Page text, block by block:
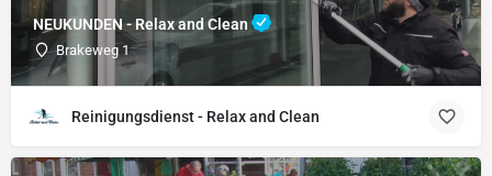
NEUKUNDEN - Relax and Clean
Brakeweg 1
Reinigungsdienst - Relax and Clean